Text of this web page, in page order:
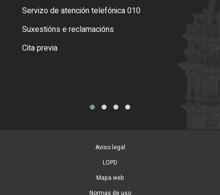
Servizo de atención telefónica 010
Suxestións e reclamacións
Cita previa
Aviso legal
LOPD
Mapa web
Normas de uso